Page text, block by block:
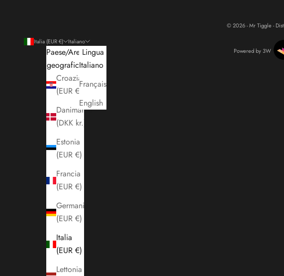
Italia (EUR €)
Paese/Area
geografica
Croazia
(EUR €)
Danimarca
(DKK kr.)
Estonia
(EUR €)
Francia
(EUR €)
Germania
(EUR €)
Italia
(EUR €)
Lettonia
Italiano
Lingua
Italiano
Français
English
© 2026 - Mr Tiggle -
Powered by 3W